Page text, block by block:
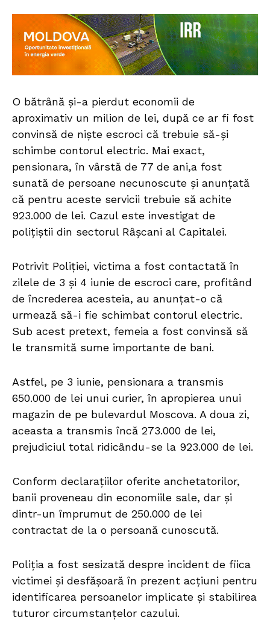
O bătrână și-a pierdut economii de
aproximativ un milion de lei, după ce ar fi fost
convinsă de niște escroci că trebuie să-și
schimbe contorul electric. Mai exact,
pensionara, în vârstă de 77 de ani,a fost
sunată de persoane necunoscute și anunțată
că pentru aceste servicii trebuie să achite
923.000 de lei. Cazul este investigat de
polițiștii din sectorul Râșcani al Capitalei.
Potrivit Poliției, victima a fost contactată în
zilele de 3 și 4 iunie de escroci care, profitând
de încrederea acesteia, au anunțat-o că
urmează să-i fie schimbat contorul electric.
Sub acest pretext, femeia a fost convinsă să
le transmită sume importante de bani.
Astfel, pe 3 iunie, pensionara a transmis
650.000 de lei unui curier, în apropierea unui
magazin de pe bulevardul Moscova. A doua zi,
aceasta a transmis încă 273.000 de lei,
prejudiciul total ridicându-se la 923.000 de lei.
Conform declarațiilor oferite anchetatorilor,
banii proveneau din economiile sale, dar și
dintr-un împrumut de 250.000 de lei
contractat de la o persoană cunoscută.
Poliția a fost sesizată despre incident de fiica
victimei și desfășoară în prezent acțiuni pentru
identificarea persoanelor implicate și stabilirea
tuturor circumstanțelor cazului.